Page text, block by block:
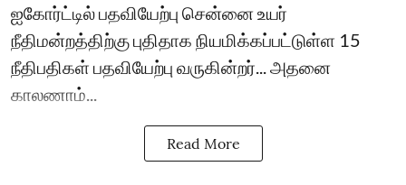
ஐகோர்ட்டில் பதவியேற்பு சென்னை உயர்
நீதிமன்றத்திற்கு புதிதாக நியமிக்கப்பட்டுள்ள 15
நீதிபதிகள் பதவியேற்பு வருகின்றர்... அதனை
காலணாம்...
Read More